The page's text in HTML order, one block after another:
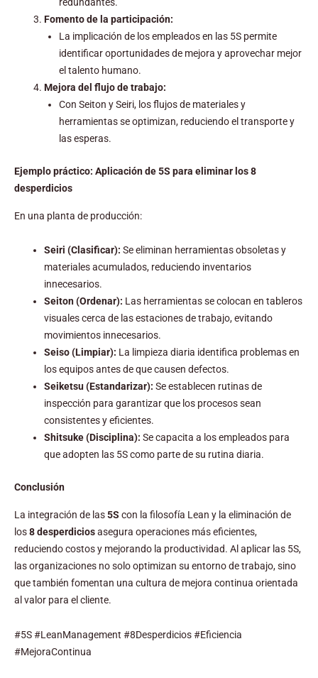
Fomento de la participación:
La implicación de los empleados en las 5S permite
identificar oportunidades de mejora y aprovechar mejor
el talento humano.
Mejora del flujo de trabajo:
Con Seiton y Seiri, los flujos de materiales y
herramientas se optimizan, reduciendo el transporte y
las esperas.
Ejemplo práctico: Aplicación de 5S para eliminar los 8
desperdicios
En una planta de producción:
Seiri (Clasificar): Se eliminan herramientas obsoletas y
materiales acumulados, reduciendo inventarios
innecesarios.
Seiton (Ordenar): Las herramientas se colocan en tableros
visuales cerca de las estaciones de trabajo, evitando
movimientos innecesarios.
Seiso (Limpiar): La limpieza diaria identifica problemas en
los equipos antes de que causen defectos.
Seiketsu (Estandarizar): Se establecen rutinas de
inspección para garantizar que los procesos sean
consistentes y eficientes.
Shitsuke (Disciplina): Se capacita a los empleados para
que adopten las 5S como parte de su rutina diaria.
Conclusión
La integración de las5S con la filosofía Lean y la eliminación de
los8 desperdiciosasegura operaciones más eficientes,
reduciendo costos y mejorando la productividad. Al aplicar las 5S,
las organizaciones no solo optimizan su entorno de trabajo, sino
que también fomentan una cultura de mejora continua orientada
al valor para el cliente.
#5S #LeanManagement #8Desperdicios #Eficiencia
#MejoraContinua